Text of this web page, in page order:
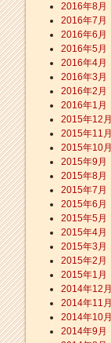
2016年8月
2016年7月
2016年6月
2016年5月
2016年4月
2016年3月
2016年2月
2016年1月
2015年12月
2015年11月
2015年10月
2015年9月
2015年8月
2015年7月
2015年6月
2015年5月
2015年4月
2015年3月
2015年2月
2015年1月
2014年12月
2014年11月
2014年10月
2014年9月